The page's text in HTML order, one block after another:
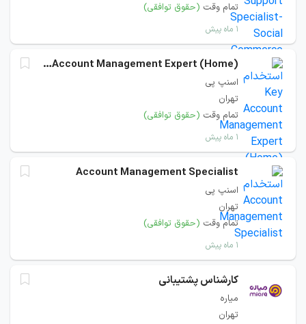
تمام وقت (حقوق توافقی)
۱ ماه پیش
Key Account Management Expert (Home)
اسنپ پی
تهران
تمام وقت (حقوق توافقی)
۱ ماه پیش
Account Management Specialist
اسنپ پی
تهران
تمام وقت (حقوق توافقی)
۱ ماه پیش
کارشناس پشتیبانی
میاره
تهران